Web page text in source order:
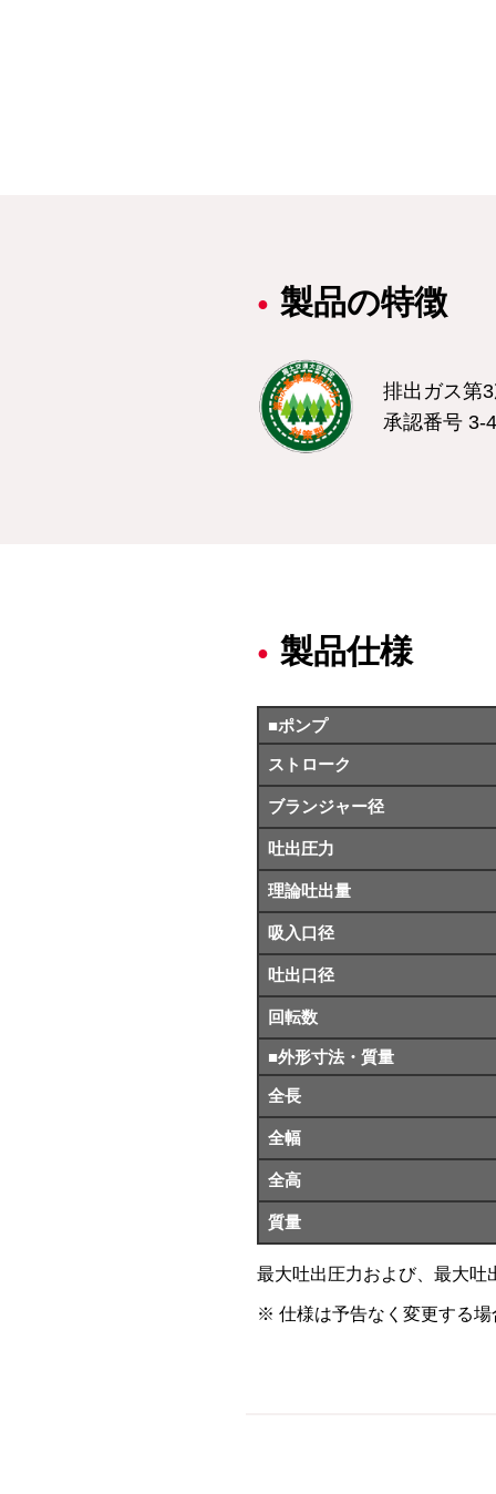
製品の特徴
排出ガス第
承認番号 3-
製品仕様
■ポンプ
ストローク
ブランジャー径
吐出圧力
理論吐出量
吸入口径
吐出口径
回転数
■外形寸法・質量
全長
全幅
全高
質量
最大吐出圧力および、最大吐
仕様は予告なく変更する